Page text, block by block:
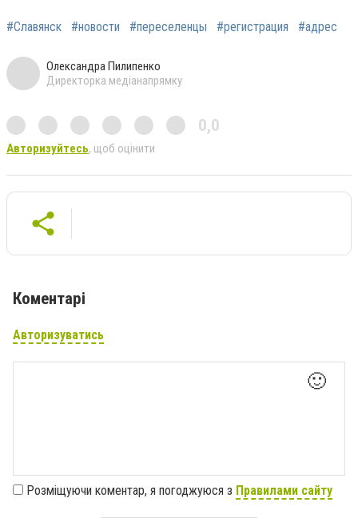
#Славянск #новости #переселенцы #регистрация #адрес
Олександра Пилипенко
Директорка медіанапрямку
0,0
Авторизуйтесь, щоб оцінити
Коментарі
Авторизуватись
🙂
Розміщуючи коментар, я погоджуюся з Правилами сайту